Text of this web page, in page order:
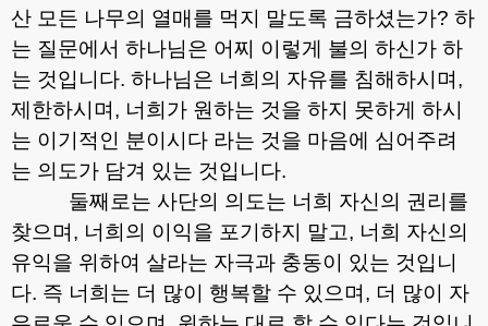
산 모든 나무의 열매를 먹지 말도록 금하셨는가? 하
는 질문에서 하나님은 어찌 이렇게 불의 하신가 하
는 것입니다. 하나님은 너희의 자유를 침해하시며 ,
제한하시며 , 너희가 원하는 것을 하지 못하게 하시
는 이기적인 분이시다 라는 것을 마음에 심어주려
는 의도가 담겨 있는 것입니다.
둘째로는 사단의 의도는 너희 자신의 권리를
찾으며 , 너희의 이익을 포기하지 말고, 너희 자신의
유익을 위하여 살라는 자극과 충동이 있는 것입니
다. 즉 너희는 더 많이 행복할 수 있으며 , 더 많이 자